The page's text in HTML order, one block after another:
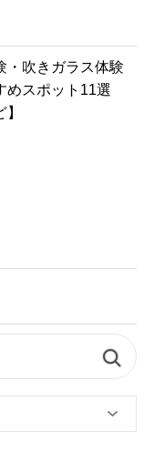
・吹きガラス体験
めスポット11選